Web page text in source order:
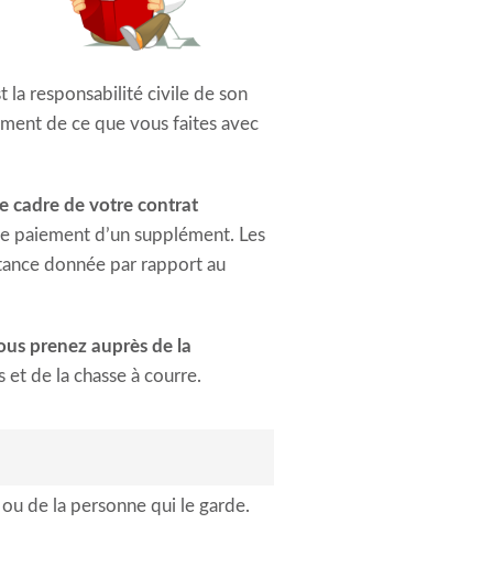
la responsabilité civile de son
de ce que vous faites avec
cadre de votre contrat
paiement d’un supplément. Les
donnée par rapport au
prenez auprès de la
de la chasse à courre.
de la personne qui le garde.